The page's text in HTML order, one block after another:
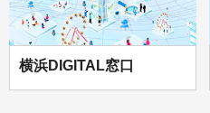
横浜DIGITAL窓口